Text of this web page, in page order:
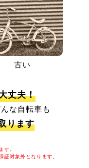
古い
丈夫！
な自転車も
ります
す。
対象外となります。